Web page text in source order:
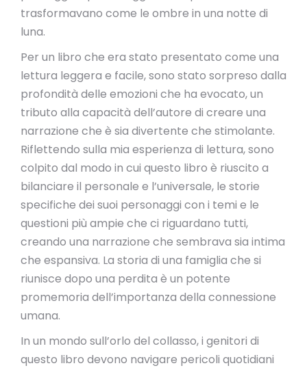
trasformavano come le ombre in una notte di
luna.
Per un libro che era stato presentato come una
lettura leggera e facile, sono stato sorpreso dalla
profondità delle emozioni che ha evocato, un
tributo alla capacità dell’autore di creare una
narrazione che è sia divertente che stimolante.
Riflettendo sulla mia esperienza di lettura, sono
colpito dal modo in cui questo libro è riuscito a
bilanciare il personale e l’universale, le storie
specifiche dei suoi personaggi con i temi e le
questioni più ampie che ci riguardano tutti,
creando una narrazione che sembrava sia intima
che espansiva. La storia di una famiglia che si
riunisce dopo una perdita è un potente
promemoria dell’importanza della connessione
umana.
In un mondo sull’orlo del collasso, i genitori di
questo libro devono navigare pericoli quotidiani